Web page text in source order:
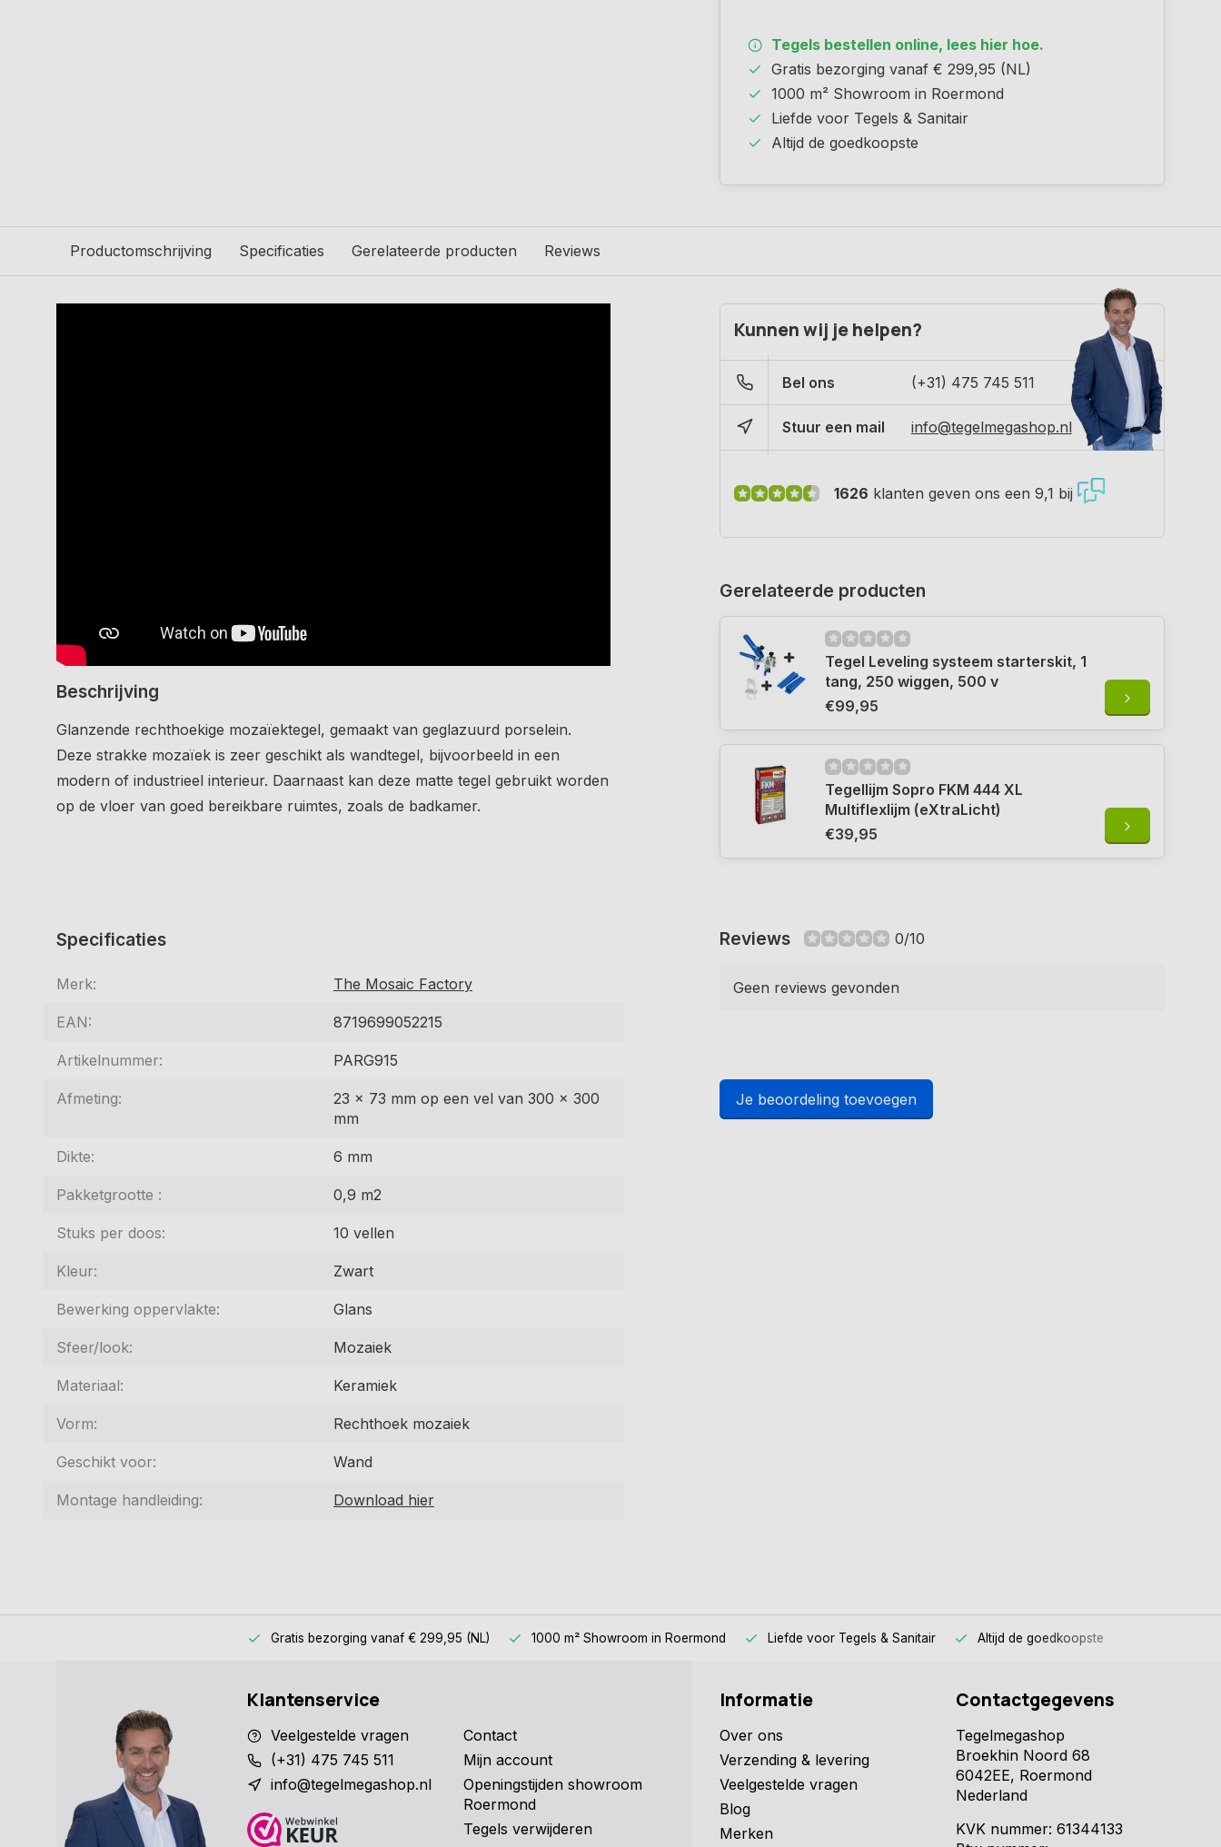
Tegels bestellen online, lees hier hoe.
Gratis bezorging vanaf € 299,95 (NL)
1000 m² Showroom in Roermond
Liefde voor Tegels & Sanitair
Altijd de goedkoopste
Productomschrijving Specificaties Gerelateerde producten Reviews
Video
Beschrijving
Glanzende rechthoekige mozaïektegel, gemaakt van geglazuurd porselein.
Deze strakke mozaïek is zeer geschikt als wandtegel, bijvoorbeeld in een
modern of industrieel interieur. Daarnaast kan deze matte tegel gebruikt worden
op de vloer van goed bereikbare ruimtes, zoals de badkamer.
Specificaties
Merk: The Mosaic Factory
EAN: 8719699052215
Artikelnummer: PARG915
Afmeting:
23 x 73 mm op een vel van 300 x 300
mm
Dikte: 6 mm
Pakketgrootte : 0,9 m2
Stuks per doos: 10 vellen
Kleur: Zwart
Bewerking oppervlakte: Glans
Sfeer/look: Mozaiek
Materiaal: Keramiek
Vorm: Rechthoek mozaiek
Geschikt voor: Wand
Montage handleiding: Download hier
Kunnen wij je helpen?
Bel ons (+31) 475 745 511
Stuur een mail info@tegelmegashop.nl
1626 klanten geven ons een 9,1 bij
Gerelateerde producten
Tegel Leveling systeem starterskit, 1
tang, 250 wiggen, 500 v
€99,95
Tegellijm Sopro FKM 444 XL
Multiflexlijm (eXtraLicht)
€39,95
Reviews 0/10
Geen reviews gevonden
Je beoordeling toevoegen
Gratis bezorging vanaf € 299,95 (NL) 1000 m² Showroom in Roermond Liefde voor Tegels & Sanitair Altijd de goedkoopste
Klantenservice
Veelgestelde vragen
(+31) 475 745 511
info@tegelmegashop.nl
Contact
Mijn account
Openingstijden showroom
Roermond
Tegels verwijderen
Informatie
Over ons
Verzending & levering
Veelgestelde vragen
Blog
Merken
Contactgegevens
Tegelmegashop
Broekhin Noord 68
6042EE, Roermond
Nederland
KVK nummer: 61344133